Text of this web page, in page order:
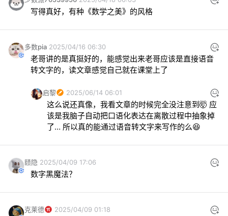
写得真好，有种《数学之美》的风格
多数pia 2025/04/16 06:30
老哥讲的是真挺好的，能感觉出来老哥应该是直接语音
转文字的，读文章感觉自己就在课堂上了
启黎 2025/06/14 06:01
这么说还真像，我看文章的时候完全没注意到🤯 应
该是我脑子自动把口语化表达在离散过程中抽象掉
了… 所以真的能通过语音转文字来写作的么😆
赜隐 2025/04/09 17:06
数字黑魔法？
克莱德 2025/04/09 01:18